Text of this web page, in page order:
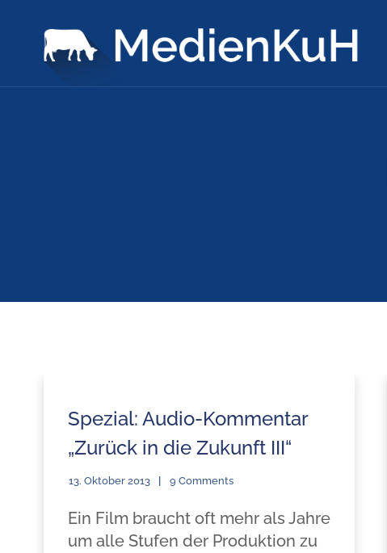
Spezial: Audio-Kommentar
„Zurück in die Zukunft III“
13. Oktober 2013 9 Comments
Ein Film braucht oft mehr als Jahre
um alle Stufen der Produktion zu